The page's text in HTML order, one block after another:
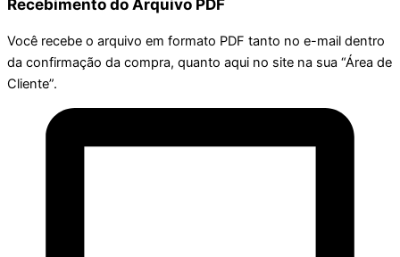
Recebimento do Arquivo PDF
Você recebe o arquivo em formato PDF tanto no e-mail dentro
da confirmação da compra, quanto aqui no site na sua “Área de
Cliente”.